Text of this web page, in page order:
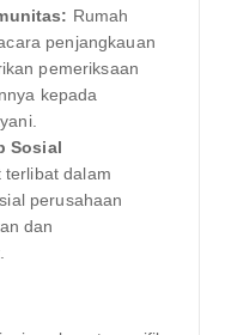
Rumah
penjangkauan
pemeriksaan
kepada
Sosial
terlibat dalam
perusahaan
dan